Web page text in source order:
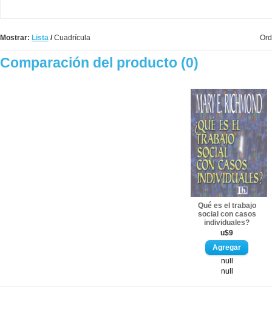
Mostrar: Lista /Cuadrícula
Comparación del producto (0)
Qué es el trabajo
social con casos
individuales?
u$9
null
null